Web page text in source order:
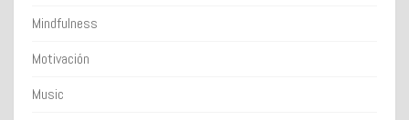
Mindfulness
Motivación
Music